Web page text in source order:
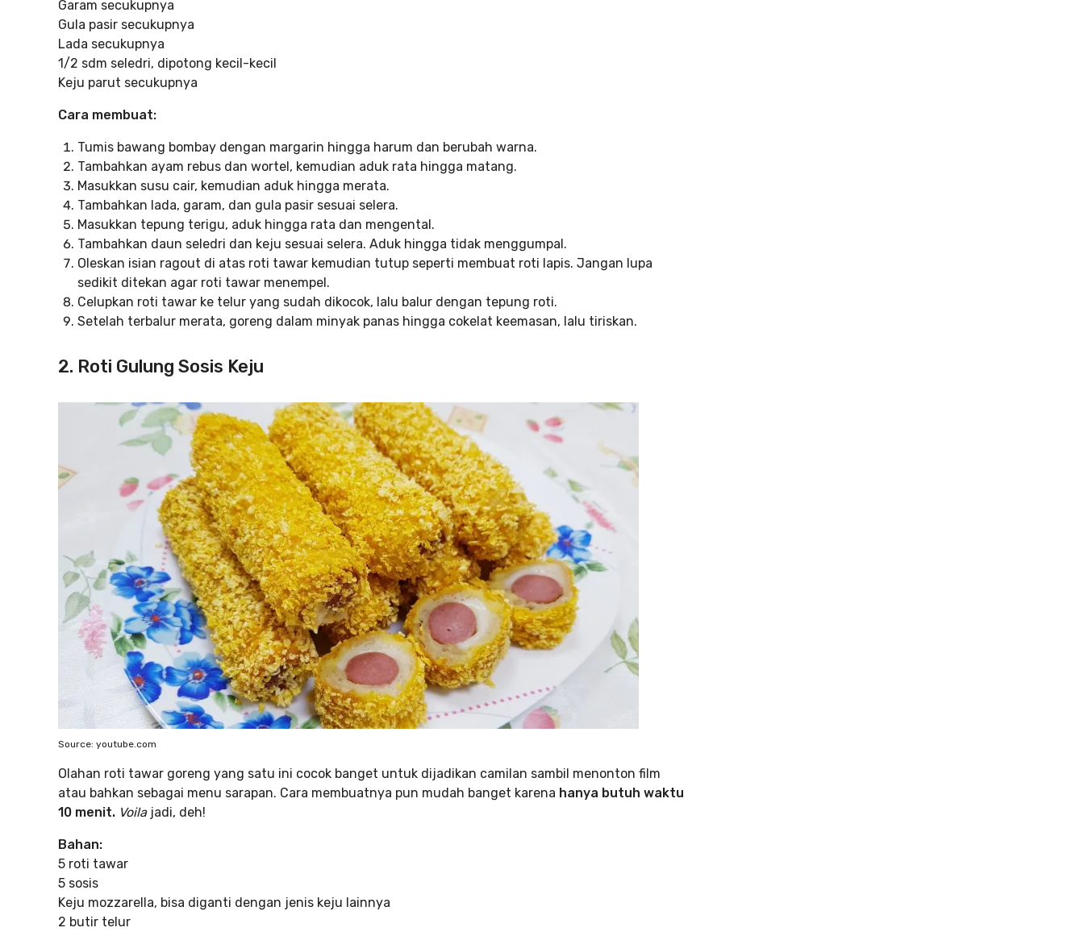
Garam secukupnya
Gula pasir secukupnya
Lada secukupnya
1/2 sdm seledri, dipotong kecil-kecil
Keju parut secukupnya
Cara membuat:
Tumis bawang bombay dengan margarin hingga harum dan berubah warna.
Tambahkan ayam rebus dan wortel, kemudian aduk rata hingga matang.
Masukkan susu cair, kemudian aduk hingga merata.
Tambahkan lada, garam, dan gula pasir sesuai selera.
Masukkan tepung terigu, aduk hingga rata dan mengental.
Tambahkan daun seledri dan keju sesuai selera. Aduk hingga tidak menggumpal.
Oleskan isian ragout di atas roti tawar kemudian tutup seperti membuat roti lapis. Jangan lupa
sedikit ditekan agar roti tawar menempel.
Celupkan roti tawar ke telur yang sudah dikocok, lalu balur dengan tepung roti.
Setelah terbalur merata, goreng dalam minyak panas hingga cokelat keemasan, lalu tiriskan.
2. Roti Gulung Sosis Keju
Source: youtube.com
Olahan roti tawar goreng yang satu ini cocok banget untuk dijadikan camilan sambil menonton film
atau bahkan sebagai menu sarapan. Cara membuatnya pun mudah banget karena hanya butuh waktu
10 menit. Voilajadi, deh!
Bahan:
5 roti tawar
5 sosis
Keju mozzarella, bisa diganti dengan jenis keju lainnya
2 butir telur